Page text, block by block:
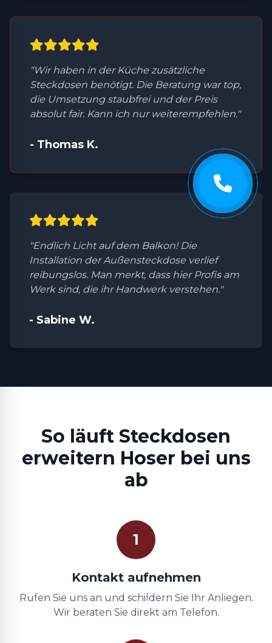
"Wir haben in der Küche zusätzliche
Steckdosen benötigt. Die Beratung war top,
die Umsetzung staubfrei und der Preis
absolut fair. Kann ich nur weiterempfehlen."
- Thomas K.
"Endlich Licht auf dem Balkon! Die
Installation der Außensteckdose verlief
reibungslos. Man merkt, dass hier Profis am
Werk sind, die ihr Handwerk verstehen."
- Sabine W.
So läuft Steckdosen
erweitern Hoser bei uns
ab
1
Kontakt aufnehmen
Rufen Sie uns an und schildern Sie Ihr Anliegen.
Wir beraten Sie direkt am Telefon.